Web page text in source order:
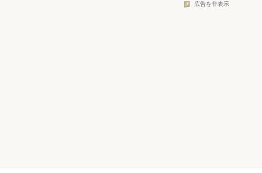
広告を非表示